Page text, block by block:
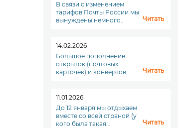
В связи с изменением
тарифов Почты России мы
вынуждены немного
делать...
Читать
14.02.2026
Большое пополнение
открыток (почтовых
карточек) и конвертов,
Читать
11.01.2026
До 12 января мы отдыхаем
вместе со всей страной (у
кого была такая
Читать
выпуск. 10 руб.
зол.